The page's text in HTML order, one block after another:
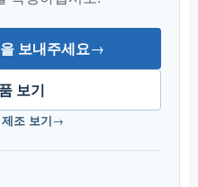
보내주세요→
보기
조 보기→